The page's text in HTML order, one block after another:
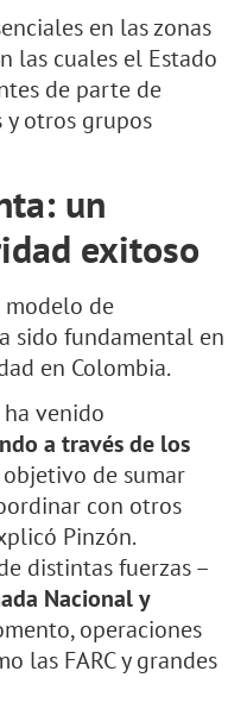
en las zonas
las cuales el Estado
de parte de
otros grupos
un
exitoso
modelo de
sido fundamental en
en Colombia.
venido
a través de los
de sumar
con otros
Pinzón.
distintas fuerzas –
Nacional y
operaciones
las FARC y grandes